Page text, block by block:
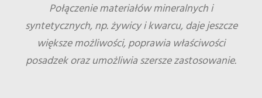
Połączenie materiałów mineralnych i
syntetycznych, np. żywicy i kwarcu, daje jeszcze
większe możliwości, poprawia właściwości
posadzek oraz umożliwia szersze zastosowanie.